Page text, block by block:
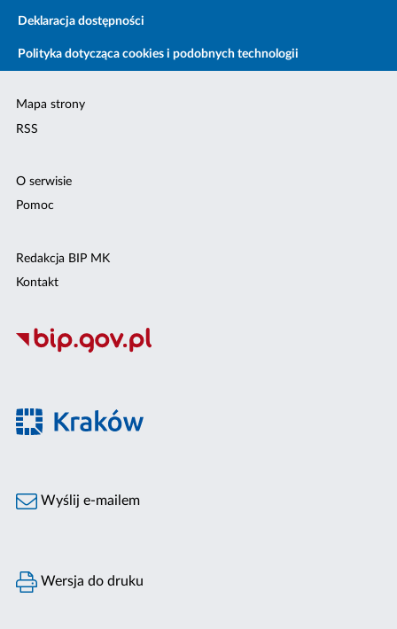
Deklaracja dostępności
Polityka dotycząca cookies i podobnych technologii
Mapa strony
RSS
O serwisie
Pomoc
Redakcja BIP MK
Kontakt
Wyślij e-mailem
Wersja do druku